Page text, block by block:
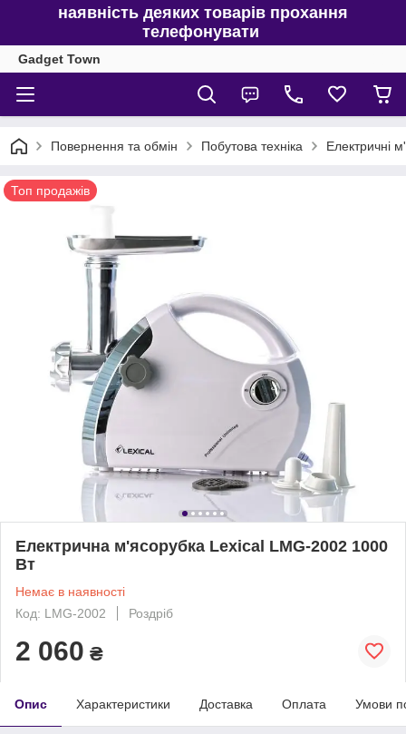
наявність деяких товарів прохання
телефонувати
Gadget Town
Повернення та обмін Побутова техніка Електричні
Топ продажів
Електрична м'ясорубка Lexical LMG-2002 1000
Вт
Немає в наявності
Код: LMG-2002
Роздріб
2 060 ₴
Опис Характеристики Доставка Оплата Умови